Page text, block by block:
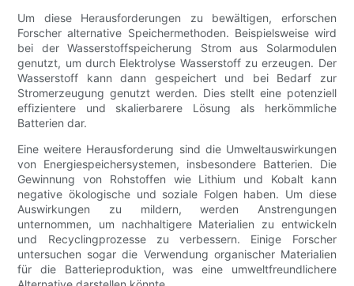
Um diese Herausforderungen zu bewältigen, erforschen
Forscher alternative Speichermethoden. Beispielsweise wird
bei der Wasserstoffspeicherung Strom aus Solarmodulen
genutzt, um durch Elektrolyse Wasserstoff zu erzeugen. Der
Wasserstoff kann dann gespeichert und bei Bedarf zur
Stromerzeugung genutzt werden. Dies stellt eine potenziell
effizientere und skalierbarere Lösung als herkömmliche
Batterien dar.
Eine weitere Herausforderung sind die Umweltauswirkungen
von Energiespeichersystemen, insbesondere Batterien. Die
Gewinnung von Rohstoffen wie Lithium und Kobalt kann
negative ökologische und soziale Folgen haben. Um diese
Auswirkungen zu mildern, werden Anstrengungen
unternommen, um nachhaltigere Materialien zu entwickeln
und Recyclingprozesse zu verbessern. Einige Forscher
untersuchen sogar die Verwendung organischer Materialien
für die Batterieproduktion, was eine umweltfreundlichere